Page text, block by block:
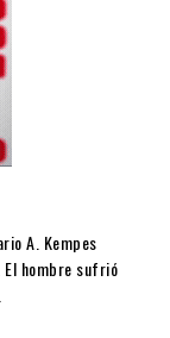
A. Kempes
hombre sufrió